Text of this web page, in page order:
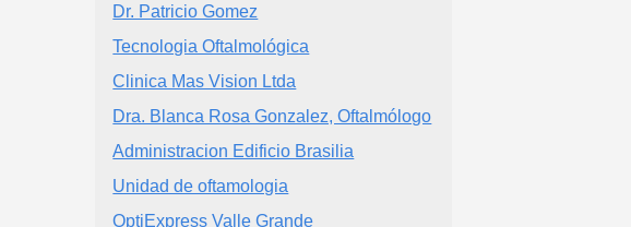
Dr. Patricio Gomez
Tecnologia Oftalmológica
Clinica Mas Vision Ltda
Dra. Blanca Rosa Gonzalez, Oftalmólogo
Administracion Edificio Brasilia
Unidad de oftamologia
OptiExpress Valle Grande